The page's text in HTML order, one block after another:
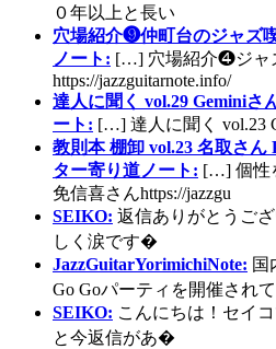
０年以上と長い
穴場紹介❾仲町台のジャズ
ノート: […] 穴場紹介❹ジャ
https://jazzguitarnote.info/
達人に聞く vol.29 Geminiさ
ート: […] 達人に聞く vol.23
教則本 棚卸 vol.23 名取さ
ター寄り道ノート: […] 個性
免信喜さんhttps://jazzgu
SEIKO: 返信ありがとうご
しく涙です�
JazzGuitarYorimichiNote: 国
Go Goパーティを開催され
SEIKO: こんにちは！セイ
と今返信があ�